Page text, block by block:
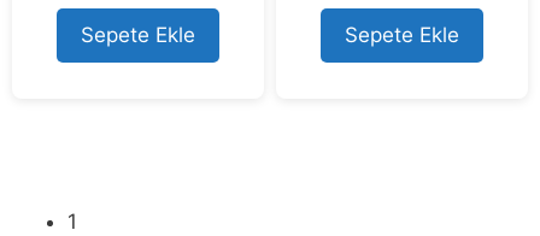
t
o
f
5
Sepete Ekle
t
o
f
5
Sepete Ekle
1